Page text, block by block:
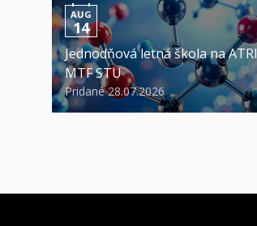
AUG
14
Jednodňová letná škola na ATRI
MTF STU
Pridané 28.07.2026